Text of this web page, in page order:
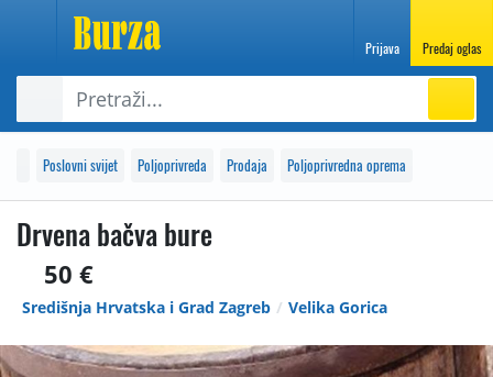
Prijava Predaj oglas
Poslovni svijet Poljoprivreda Prodaja Poljoprivredna oprema
Drvena bačva bure
50 €
Središnja Hrvatska i Grad Zagreb Velika Gorica